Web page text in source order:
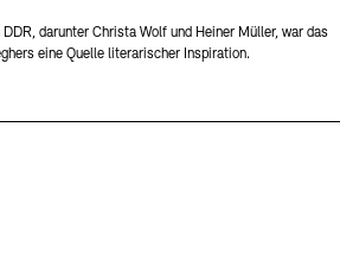
darunter Christa Wolf und Heiner Müller, war das
eine Quelle literarischer Inspiration.